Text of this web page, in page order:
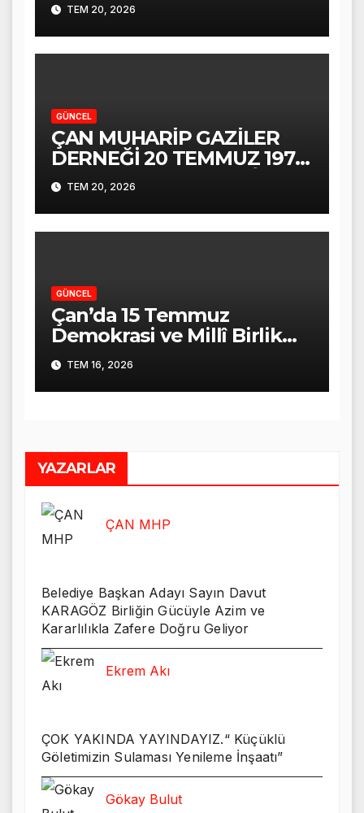
TEM 20, 2026
GÜNCEL
ÇAN MUHARİP GAZİLER
DERNEĞİ 20 TEMMUZ 1974
KIBRIS BARIŞ HAREKÂTI
ALİ COŞKUN KONUŞMASI
TEM 20, 2026
GÜNCEL
Çan’da 15 Temmuz
Demokrasi ve Millî Birlik
Günü Coşkuyla Anıldı
TEM 16, 2026
YAZARLAR
ÇAN MHP
Belediye Başkan Adayı Sayın Davut
KARAGÖZ Birliğin Gücüyle Azim ve
Kararlılıkla Zafere Doğru Geliyor
Ekrem Akı
ÇOK YAKINDA YAYINDAYIZ.“ Küçüklü
Göletimizin Sulaması Yenileme İnşaatı”
Gökay Bulut